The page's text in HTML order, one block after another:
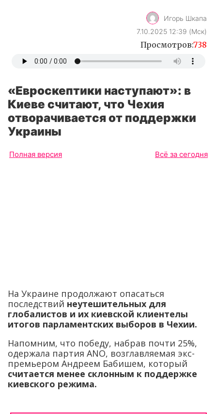
Игорь Шкапа
7.10.2025 12:39 (Мск)
Просмотров:738
«Евроскептики наступают»: в
Киеве считают, что Чехия
отворачивается от поддержки
Украины
Полная версия Всё за сегодня
На Украине продолжают опасаться
последствий неутешительных для
глобалистов и их киевской клиентелы
итогов парламентских выборов в Чехии.
Напомним, что победу, набрав почти 25%,
одержала партия ANO, возглавляемая экс-
премьером Андреем Бабишем, который
считается менее склонным к поддержке
киевского режима.